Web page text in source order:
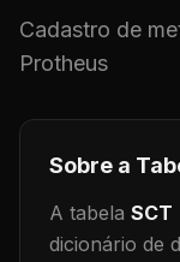
Cadastro de
Protheus
Sobre a
A tabela SCT
dicionário de